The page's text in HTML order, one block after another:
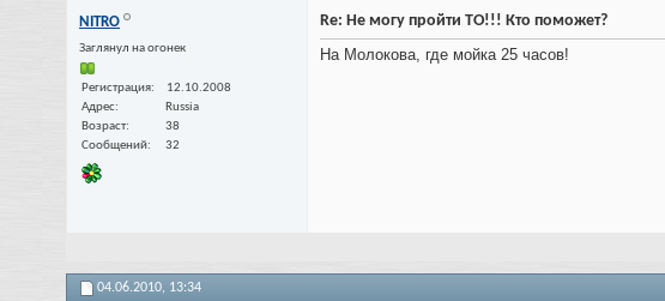
NITRO
Заглянул на огонек
Регистрация
12.10.2008
Адрес
Russia
Возраст
38
Сообщений
32
Re: Не могу пройти ТО!!! Кто поможет?
На Молокова, где мойка 25 часов!
04.06.2010, 13:34